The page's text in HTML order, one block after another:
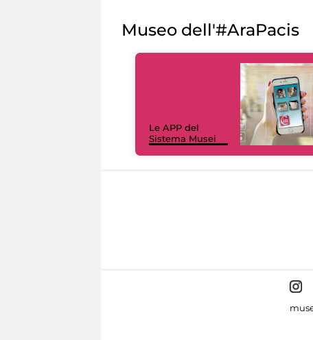
Museo dell'#AraPacis
Le APP del
Sistema Musei